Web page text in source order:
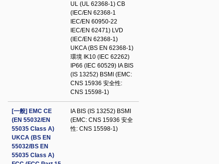
UL (UL 62368-1) CB
(IEC/EN 62368-1
IEC/EN 60950-22
IEC/EN 62471) LVD
(IEC/EN 62368-1)
UKCA (BS EN 62368-1)
環境 IK10 (IEC 62262)
IP66 (IEC 60529) IA BIS
(IS 13252) BSMI (EMC:
CNS 15936 安全性:
CNS 15598-1)
[一般] EMC CE
(EN 55032/EN
55035 Class A)
UKCA (BS EN
55032/BS EN
55035 Class A)
IA BIS (IS 13252) BSMI
(EMC: CNS 15936 安全
性: CNS 15598-1)